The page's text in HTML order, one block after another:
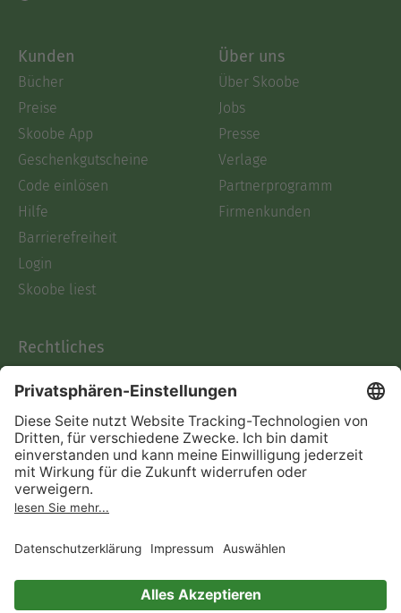
Kunden
Bücher
Preise
Skoobe App
Geschenkgutscheine
Code einlösen
Hilfe
Barrierefreiheit
Login
Skoobe liest
Über uns
Über Skoobe
Jobs
Presse
Verlage
Partnerprogramm
Firmenkunden
Rechtliches
AGB
Informationen nach Data
Act
Verträge hier kündigen
Impressum